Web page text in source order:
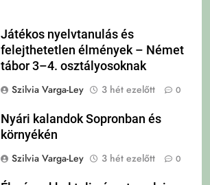
Játékos nyelvtanulás és
felejthetetlen élmények – Német
tábor 3–4. osztályosoknak
Szilvia Varga-Ley
3 hét ezelőtt 0
Nyári kalandok Sopronban és
környékén
Szilvia Varga-Ley
3 hét ezelőtt 0